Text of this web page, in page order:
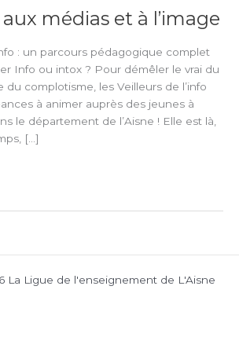
médias et à l’image
: un parcours pédagogique complet
Info ou intox ? Pour démêler le vrai du
du complotisme, les Veilleurs de l’info
à animer auprès des jeunes à
le département de l’Aisne ! Elle est là,
[…]
La Ligue de l'enseignement de L'Aisne